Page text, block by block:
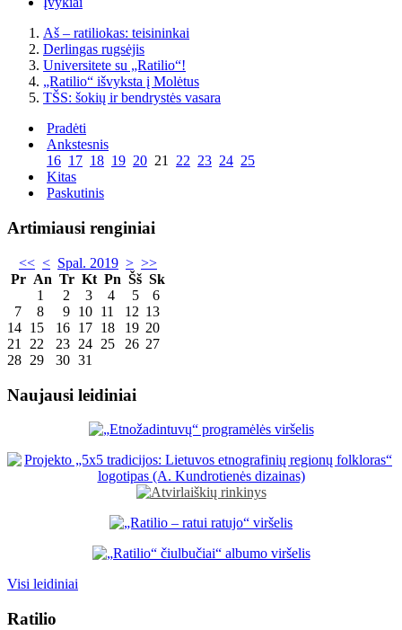
Aš – ratiliokas: teisininkai
Derlingas rugsėjis
Universitete su „Ratilio“!
„Ratilio“ išvyksta į Molėtus
TŠS: šokių ir bendrystės vasara
Pradėti
Ankstesnis
16 17 18 19 20 21 22 23 24 25
Kitas
Paskutinis
Artimiausi renginiai
<< < Spal. 2019 > >>
Pr An Tr Kt Pn Šš Sk
1
2 3 4 5
6
7
8 9 10 11 12 13
14 15 16 17 18 19 20
21
22 23 24 25 26 27
28 29 30 31
Naujausi leidiniai
Visi leidiniai
Ratilio